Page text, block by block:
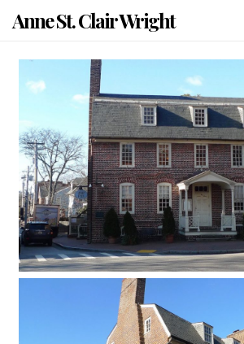
Anne St. Clair Wright